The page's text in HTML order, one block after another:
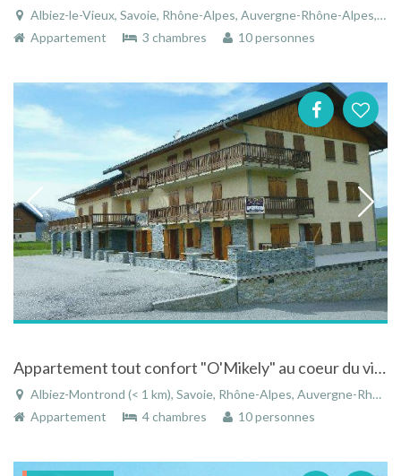
Albiez-le-Vieux, Savoie, Rhône-Alpes, Auvergne-Rhône-Alpes, France
Appartement
3 chambres 10 personnes
Appartement tout confort "O'Mikely" au coeur du village d'Albiez-Montrond en Savoie
Albiez-Montrond (< 1 km), Savoie, Rhône-Alpes, Auvergne-Rhône-Alpes, France
Appartement
4 chambres 10 personnes